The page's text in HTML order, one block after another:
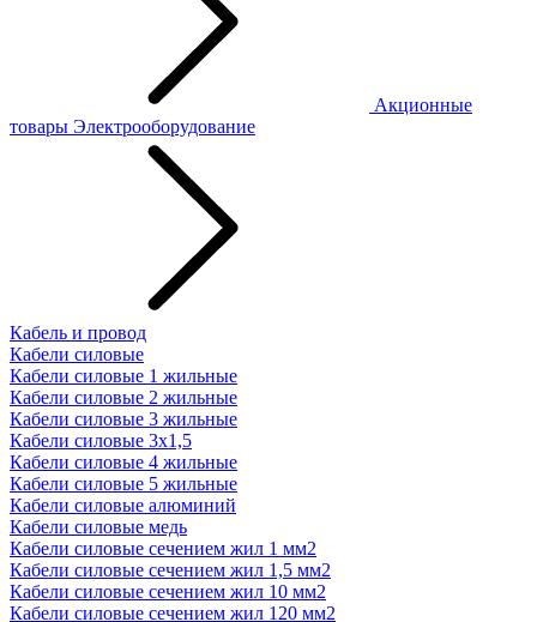
Акционные
товары Электрооборудование
Кабель и провод
Кабели силовые
Кабели силовые 1 жильные
Кабели силовые 2 жильные
Кабели силовые 3 жильные
Кабели силовые 3х1,5
Кабели силовые 4 жильные
Кабели силовые 5 жильные
Кабели силовые алюминий
Кабели силовые медь
Кабели силовые сечением жил 1 мм2
Кабели силовые сечением жил 1,5 мм2
Кабели силовые сечением жил 10 мм2
Кабели силовые сечением жил 120 мм2